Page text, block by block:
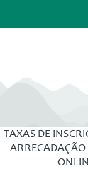
TAXAS DE
ARRECADAÇÃO